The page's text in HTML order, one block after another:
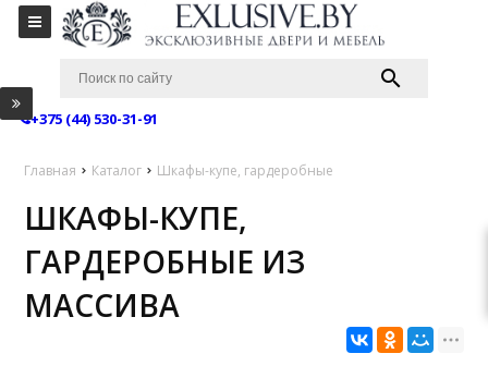
+375 (44) 530-31-91
Главная Каталог Шкафы-купе, гардеробные
ШКАФЫ-КУПЕ,
ГАРДЕРОБНЫЕ ИЗ
МАССИВА